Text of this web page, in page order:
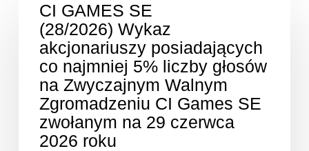
CI GAMES SE
(28/2026) Wykaz
akcjonariuszy posiadających
co najmniej 5% liczby głosów
na Zwyczajnym Walnym
Zgromadzeniu CI Games SE
zwołanym na 29 czerwca
2026 roku